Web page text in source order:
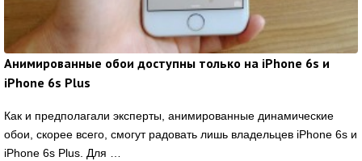
Анимированные обои доступны только на iPhone 6s и
iPhone 6s Plus
Как и предполагали эксперты, анимированные динамические
обои, скорее всего, смогут радовать лишь владельцев iPhone 6s и
iPhone 6s Plus. Для …